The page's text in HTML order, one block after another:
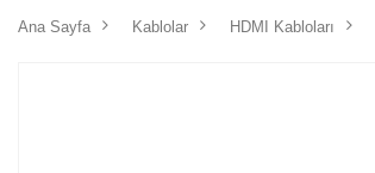
Ana Sayfa Kablolar HDMI Kabloları